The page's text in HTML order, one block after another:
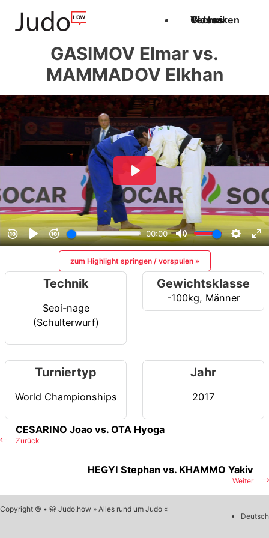
Techniken
Videos
Glossar
GASIMOV Elmar vs.
MAMMADOV Elkhan
zum Highlight springen / vorspulen »
Technik
Seoi-nage
(Schulterwurf)
Gewichtsklasse
-100kg, Männer
Turniertyp
World Championships
Jahr
2017
Zurück
CESARINO Joao vs. OTA Hyoga
Weiter
HEGYI Stephan vs. KHAMMO Yakiv
Copyright © • 🥋 Judo.how » Alles rund um Judo «
Deutsch